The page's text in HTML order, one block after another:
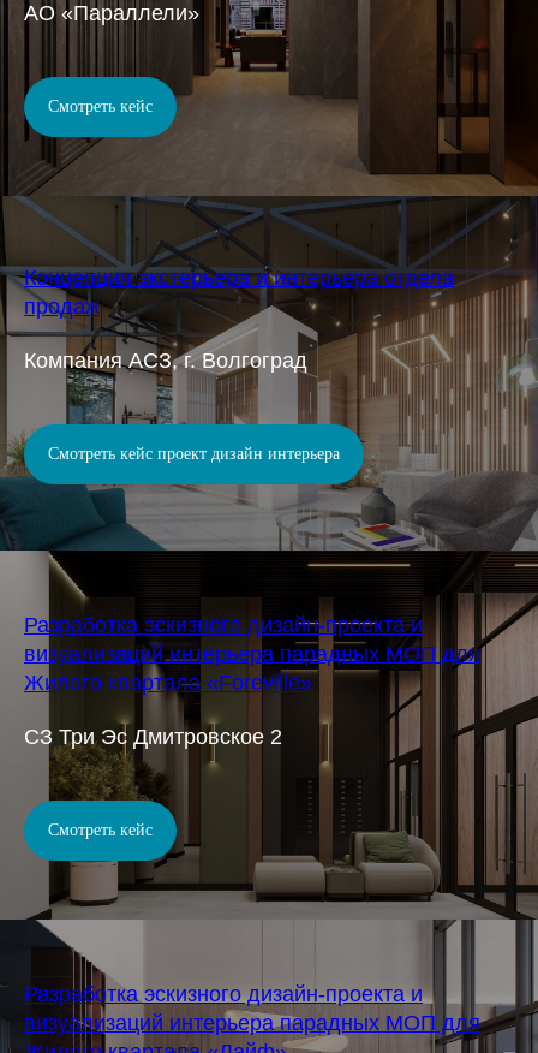
АО «Параллели»
Смотреть кейс
Концепция экстерьера и интерьера отдела
продаж
Компания АСЗ, г. Волгоград
Смотреть кейс проект дизайн интерьера
Разработка эскизного дизайн-проекта и
визуализаций интерьера парадных МОП для
Жилого квартала «Foreville»
СЗ Три Эс Дмитровское 2
Смотреть кейс
Разработка эскизного дизайн-проекта и
визуализаций интерьера парадных МОП для